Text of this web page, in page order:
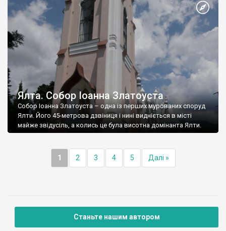
Ялта. Собор Іоанна Златоуста
Собор Іоанна Златоуста – одна із перших мурованих споруд
Ялти. Його 45-метрова дзвіниця і нині видніється в місті
майже звідусіль, а колись це була висотна домінанта Ялти.
1 2 3 4 5 Далі »
Станьте нашим автором